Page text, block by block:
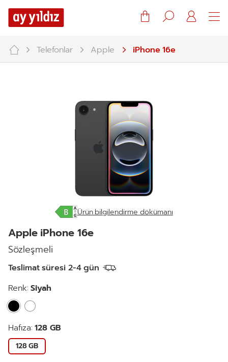
Warenkorb
Suche
Mein
Telefonlar Apple iPhone 16e
Ürün bilgilendirme dökümanı
Apple iPhone 16e
Sözleşmeli
Teslimat süresi 2-4 gün
Renk:Siyah
Hafıza:128 GB
128 GB